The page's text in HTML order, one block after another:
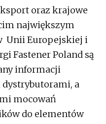
oraz krajowe
największym
Unii Europejskiej i
Fastener Poland są
informacji
a
mocowań
do elementów